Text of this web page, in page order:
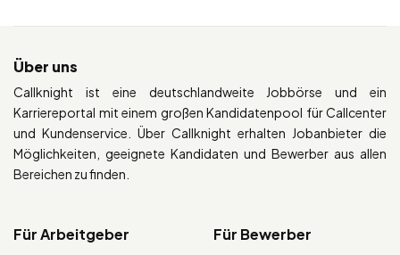
Über uns
Callknight ist eine deutschlandweite Jobbörse und ein
Karriereportal mit einem großen Kandidatenpool für Callcenter
und Kundenservice. Über Callknight erhalten Jobanbieter die
Möglichkeiten, geeignete Kandidaten und Bewerber aus allen
Bereichen zu finden.
Für Arbeitgeber Für Bewerber